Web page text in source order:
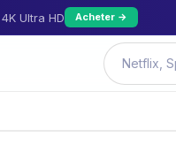
Ultra HD Acheter →